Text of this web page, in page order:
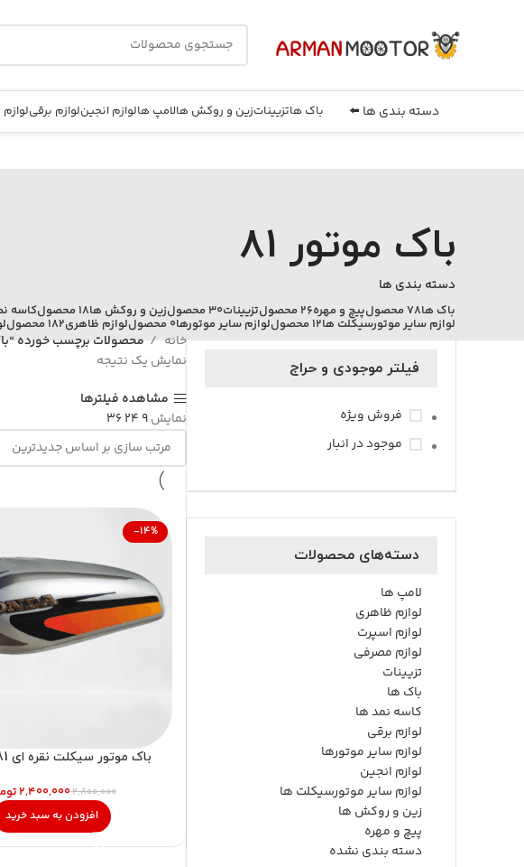
دسته بندی ها ⬅️ باک هاتزییناتزین و روکش هالامپ هالوازم انجینلوازم برقی
باک موتور 81
دسته بندی ها
باک ها78 محصول پیچ و مهره26 محصول تزیینات30 محصول زین و روکش ها18 محصول کاسه
لوازم سایر موتورسیکلت ها12 محصول لوازم سایر موتورها0 محصول لوازم ظاهری182 محصول
فیلتر موجودی و حراج
فروش ویژه
موجود در انبار
دسته‌های محصولات
لامپ ها
لوازم ظاهری
لوازم اسپرت
لوازم مصرفی
تزیینات
باک ها
کاسه نمد ها
لوازم برقی
لوازم سایر موتورها
لوازم انجین
لوازم سایر موتورسیکلت ها
زین و روکش ها
پیچ و مهره
دسته بندی نشده
خانه
محصولات برچسب خورده “باک
نمایش یک نتیجه
مشاهده فیلترها
نمایش9
24
36
-14%
باک موتور سیکلت نقره ای 81 ورق 80
۲,۸۰۰,۰۰۰۲,۴۰۰,۰۰۰
افزودن به سبد خرید